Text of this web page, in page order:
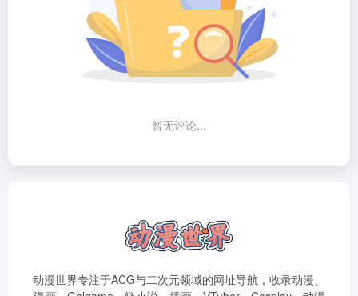
暂无评论...
动漫世界专注于ACG与二次元领域的网址导航，收录动漫、